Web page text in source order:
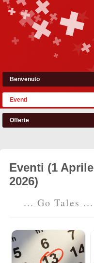
Benvenuto
Eventi
Offerte
Eventi (1 Aprile
2026)
... Go Tales ...